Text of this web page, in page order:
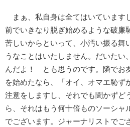
まぁ、私自身は全てはいています
前でいきなり脱ぎ始めるような破廉
苦しいからといって、小汚い振る舞
うなことはいたしません。だいたい
んだよ！ とも思うのです。隣でお
を始めたなら、「オイ、オマエ恥ず
注意をしますし、それでも聞かずど
ら、それはもう何十倍ものソーシャ
でございます。ジャーナリストでご